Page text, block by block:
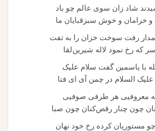
شاد زان سوی عالم چو باد
خرامان و خوش سبزقبایان ما
رفت سوخت خزان را به تفت
که رخ نمود لاله شیرین‌لقا
با یاسمین گفت سلام علیک
السلام در چمن آی ای فتا
معروفیی هر طرفی صوفیی
چون چنار رقص‌کنان چون صبا
مستوریان کرده رخ خود نهان